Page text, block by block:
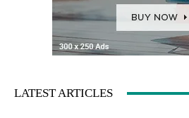
LATEST ARTICLES